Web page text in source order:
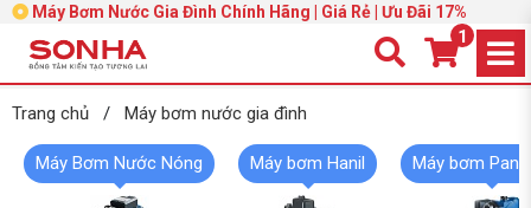
Máy Bơm Nước Gia Đình Chính Hãng | Giá Rẻ | Ưu Đãi 17%
1
Trang chủ / Máy bơm nước gia đình
Máy Bơm Nước Nóng Máy bơm Hanil Máy bơm